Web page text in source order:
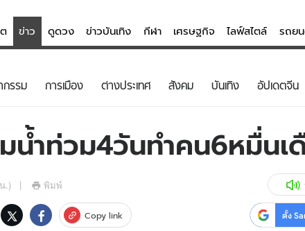
ข่าว ดูดวง ข่าวบันเทิง กีฬา เศรษฐกิจ ไลฟ์สไตล์ รถย
ดูดวง - ตรวจหวย
สถิติหวยไทย
ไลฟ์สไตล์
ผู้ชาย
วัยรุ่น
รถยนต์
สุขภาพ
รรม การเมือง ต่างประเทศ สังคม บันเทิง อัปเดตจีน
น้ำท่วม4วันทำคน6หมื่นเ
.) พิมพ์
Copy link ตั้ง